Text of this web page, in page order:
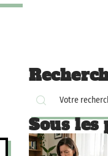
Sous les